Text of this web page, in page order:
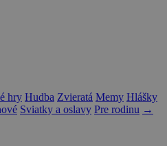
hry Hudba Zvieratá Memy Hlášky
Sviatky a oslavy Pre rodinu →